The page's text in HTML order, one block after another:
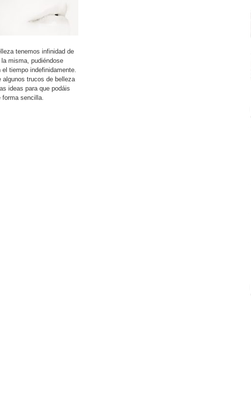
tenemos infinidad de
misma, pudiéndose
tiempo indefinidamente.
algunos trucos de belleza
ideas para que podáis
forma sencilla.